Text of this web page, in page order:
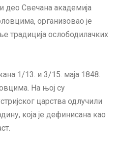
део Свечана академија
организовао је
традиција ослободилачких
1/13. и 3/15. маја 1848.
На њој су
царства одлучили
која је дефинисана као